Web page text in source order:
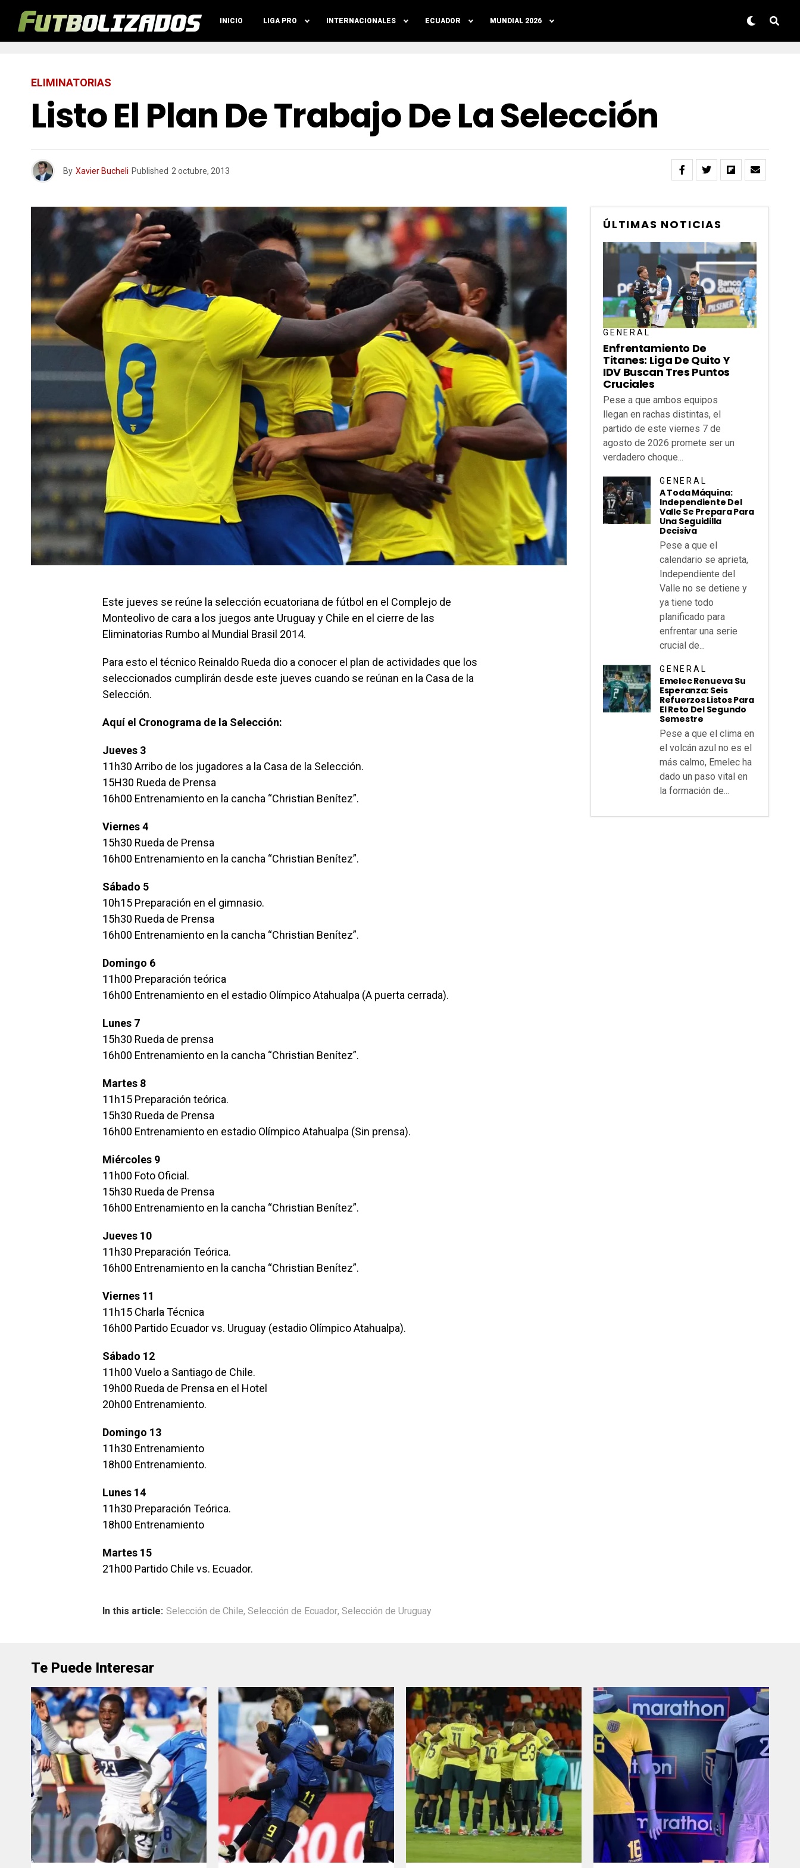
INICIO LIGA PRO INTERNACIONALES ECUADOR MUNDIAL 2026
ELIMINATORIAS
Listo El Plan De Trabajo De La Selección
By Xavier Bucheli Published 2 octubre, 2013
Este jueves se reúne la selección ecuatoriana de fútbol en el Complejo de
Monteolivo de cara a los juegos ante Uruguay y Chile en el cierre de las
Eliminatorias Rumbo al Mundial Brasil 2014.
Para esto el técnico Reinaldo Rueda dio a conocer el plan de actividades que los
seleccionados cumplirán desde este jueves cuando se reúnan en la Casa de la
Selección.
Aquí el Cronograma de la Selección:
Jueves 3
11h30 Arribo de los jugadores a la Casa de la Selección.
15H30 Rueda de Prensa
16h00 Entrenamiento en la cancha “Christian Benítez”.
Viernes 4
15h30 Rueda de Prensa
16h00 Entrenamiento en la cancha “Christian Benítez”.
Sábado 5
10h15 Preparación en el gimnasio.
15h30 Rueda de Prensa
16h00 Entrenamiento en la cancha “Christian Benítez”.
Domingo 6
11h00 Preparación teórica
16h00 Entrenamiento en el estadio Olímpico Atahualpa (A puerta cerrada).
Lunes 7
15h30 Rueda de prensa
16h00 Entrenamiento en la cancha “Christian Benítez”.
Martes 8
11h15 Preparación teórica.
15h30 Rueda de Prensa
16h00 Entrenamiento en estadio Olímpico Atahualpa (Sin prensa).
Miércoles 9
11h00 Foto Oficial.
15h30 Rueda de Prensa
16h00 Entrenamiento en la cancha “Christian Benítez”.
Jueves 10
11h30 Preparación Teórica.
16h00 Entrenamiento en la cancha “Christian Benítez”.
Viernes 11
11h15 Charla Técnica
16h00 Partido Ecuador vs. Uruguay (estadio Olímpico Atahualpa).
Sábado 12
11h00 Vuelo a Santiago de Chile.
19h00 Rueda de Prensa en el Hotel
20h00 Entrenamiento.
Domingo 13
11h30 Entrenamiento
18h00 Entrenamiento.
Lunes 14
11h30 Preparación Teórica.
18h00 Entrenamiento
Martes 15
21h00 Partido Chile vs. Ecuador.
In this article: Selección de Chile, Selección de Ecuador, Selección de Uruguay
ÚLTIMAS NOTICIAS
GENERAL
Enfrentamiento De
Titanes: Liga De Quito Y
IDV Buscan Tres Puntos
Cruciales
Pese a que ambos equipos
llegan en rachas distintas, el
partido de este viernes 7 de
agosto de 2026 promete ser un
verdadero choque...
GENERAL
A Toda Máquina:
Independiente Del
Valle Se Prepara Para
Una Seguidilla
Decisiva
Pese a que el
calendario se aprieta,
Independiente del
Valle no se detiene y
ya tiene todo
planificado para
enfrentar una serie
crucial de...
GENERAL
Emelec Renueva Su
Esperanza: Seis
Refuerzos Listos Para
El Reto Del Segundo
Semestre
Pese a que el clima en
el volcán azul no es el
más calmo, Emelec ha
dado un paso vital en
la formación de...
Te Puede Interesar